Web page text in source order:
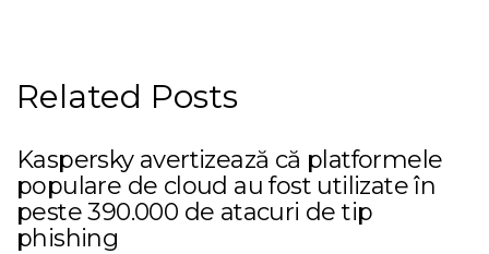
Related Posts
Kaspersky avertizează că platformele
populare de cloud au fost utilizate în
peste 390.000 de atacuri de tip
phishing